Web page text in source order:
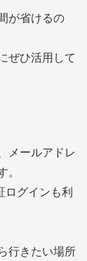
が省けるの
ぜひ活用して
メールアドレ
グインも利
行きたい場所